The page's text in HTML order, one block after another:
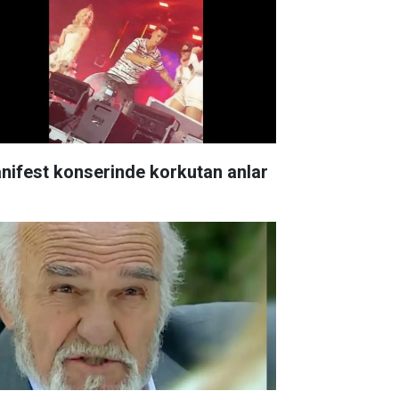
konserinde korkutan anlar